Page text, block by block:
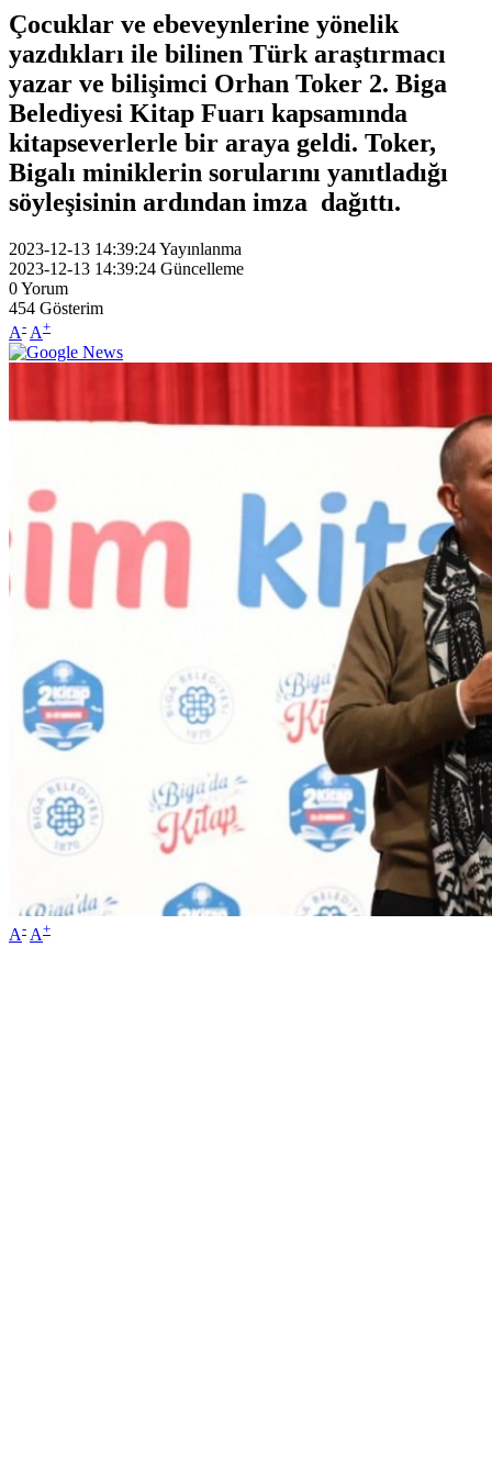
Çocuklar ve ebeveynlerine yönelik
yazdıkları ile bilinen Türk araştırmacı
yazar ve bilişimci Orhan Toker 2. Biga
Belediyesi Kitap Fuarı kapsamında
kitapseverlerle bir araya geldi. Toker,
Bigalı miniklerin sorularını yanıtladığı
söyleşisinin ardından imza dağıttı.
2023-12-13 14:39:24Yayınlanma
2023-12-13 14:39:24 Güncelleme
0Yorum
454 Gösterim
A- A+
A- A+